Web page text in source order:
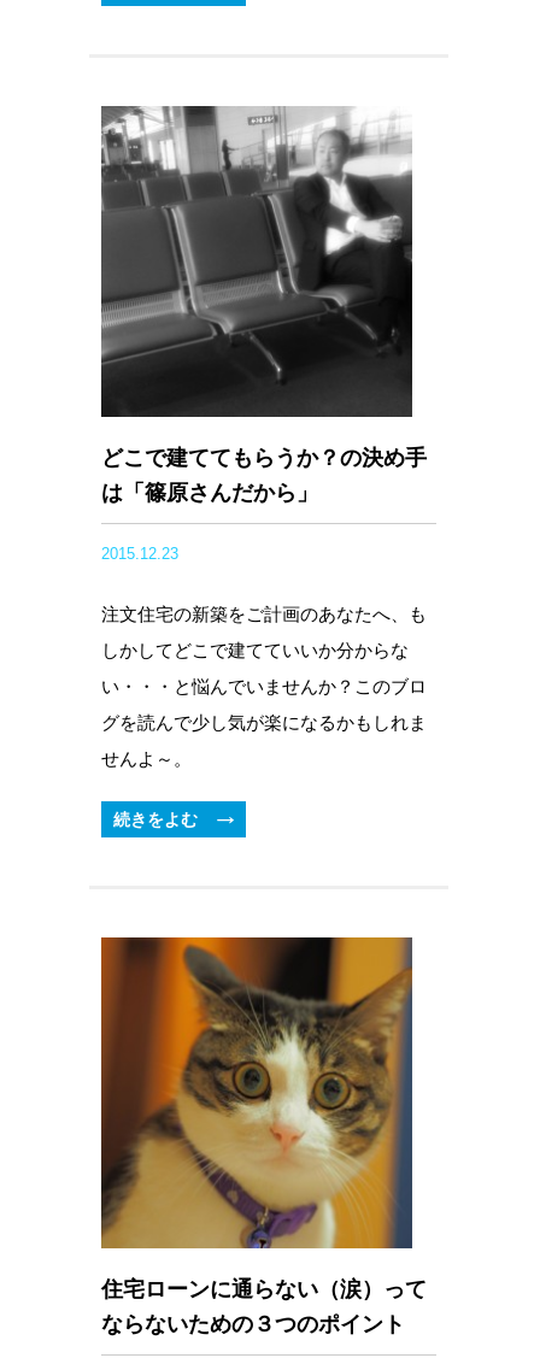
どこで建ててもらうか？の決め手
は「篠原さんだから」
2015.12.23
注文住宅の新築をご計画のあなたへ、も
しかしてどこで建てていいか分からな
い・・・と悩んでいませんか？このブロ
グを読んで少し気が楽になるかもしれま
せんよ～。
続きをよむ
住宅ローンに通らない（涙）って
ならないための３つのポイント